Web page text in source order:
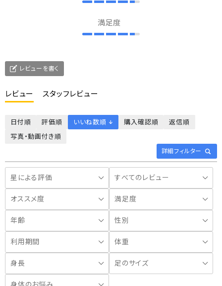
満足度
レビューを書く
レビュー スタッフレビュー
詳細フィルター
日付順 評価順 いいね数順 ↓ 購入確認順
返信順
写真・動画付き順